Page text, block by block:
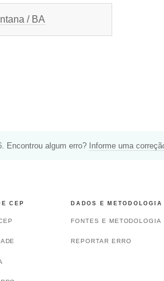
/ BA
Encontrou algum erro? Informe uma
CEP DADOS E METODOLOGIA
FONTES E METODOLOGIA
REPORTAR ERRO